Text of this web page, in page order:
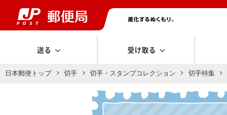
送る 受け取る
日本郵便トップ 切手 切手・スタンプコレクション 切手特集